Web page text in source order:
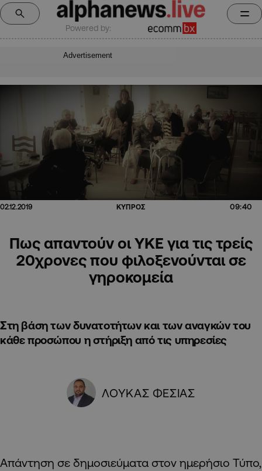
Powered by:
Advertisement
02.12.2019 ΚΥΠΡΟΣ 09:40
Πως απαντούν οι ΥΚΕ για τις τρείς
20χρονες που φιλοξενούνται σε
γηροκομεία
Στη βάση των δυνατοτήτων και των αναγκών του
κάθε προσώπου η στήριξη από τις υπηρεσίες
ΛΟΥΚΑΣ ΦΕΣΙΑΣ
Απάντηση σε δημοσιεύματα στον ημερήσιο Τύπο,